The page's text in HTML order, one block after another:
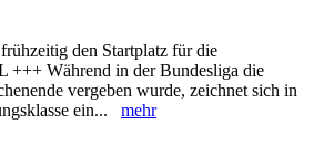
den Startplatz für die
+++ Während in der Bundesliga die
vergeben wurde, zeichnet sich in
ein... mehr